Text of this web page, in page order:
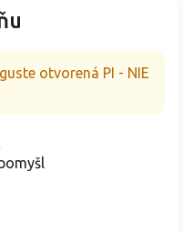
otvorená PI - NIE